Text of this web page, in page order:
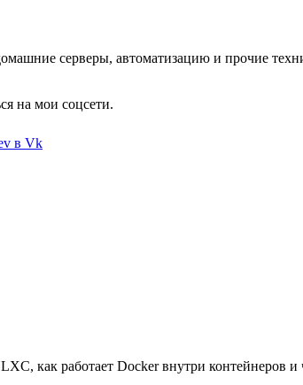
серверы, автоматизацию и прочие
на мои соцсети.
в Vk
как работает Docker внутри контейнеров